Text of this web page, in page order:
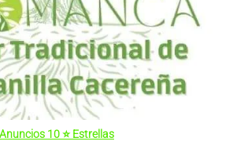
Anuncios 10 ⭐ Estrellas